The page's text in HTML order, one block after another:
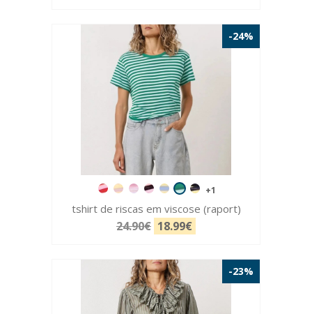
-24%
+1
tshirt de riscas em viscose (raport)
24.90€ 18.99€
-23%